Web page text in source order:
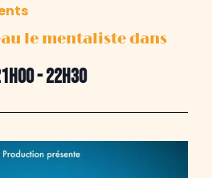
le mentaliste dans
-22h30